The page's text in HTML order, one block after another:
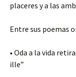
placeres y a las
Entre sus poemas
• Oda a la vida
ille”